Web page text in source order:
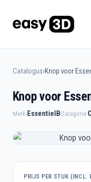
Catalogus›Knop voor
Knop voor
Merk:EssentielBCategorie:
PRIJS PER STUK (INCL.